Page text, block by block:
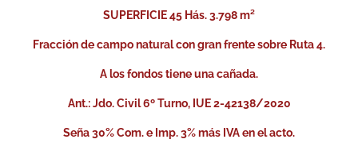
SUPERFICIE 45 Hás. 3.798 m²
Fracción de campo natural con gran frente sobre Ruta 4.
A los fondos tiene una cañada.
Ant.: Jdo. Civil 6º Turno, IUE 2-42138/2020
Seña 30% Com. e Imp. 3% más IVA en el acto.